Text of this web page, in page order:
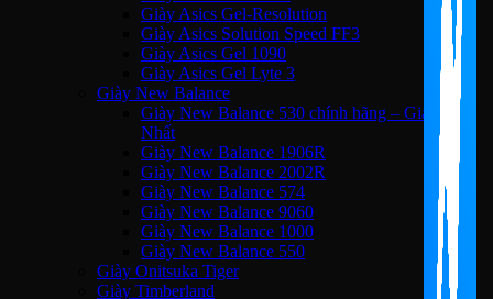
Giày Asics Gel-Resolution
Giày Asics Solution Speed FF3
Giày Asics Gel 1090
Giày Asics Gel Lyte 3
Giày New Balance
Giày New Balance 530 chính hãng – Giá Tốt
Nhất
Giày New Balance 1906R
Giày New Balance 2002R
Giày New Balance 574
Giày New Balance 9060
Giày New Balance 1000
Giày New Balance 550
Giày Onitsuka Tiger
Giày Timberland